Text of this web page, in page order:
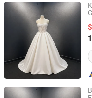
One More Couture
Jiangsu, China